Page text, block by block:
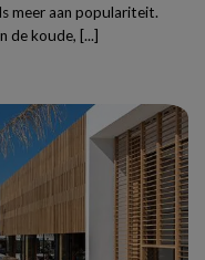
meer aan populariteit.
de koude, [...]